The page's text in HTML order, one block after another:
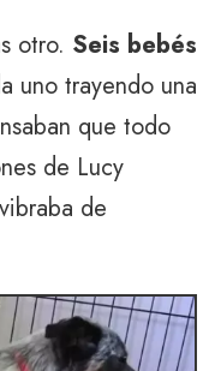
otro. Seis bebés
uno trayendo una
que todo
de Lucy
de